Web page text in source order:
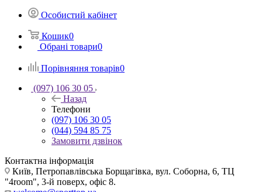
Особистий кабінет
Кошик0
Обрані товари0
Порівняння товарів0
(097) 106 30 05
Назад
Телефони
(097) 106 30 05
(044) 594 85 75
Замовити дзвінок
Контактна інформація
Київ, Петропавлівська Борщагівка, вул. Соборна, 6, ТЦ
"4room", 3-й поверх, офіс 8.